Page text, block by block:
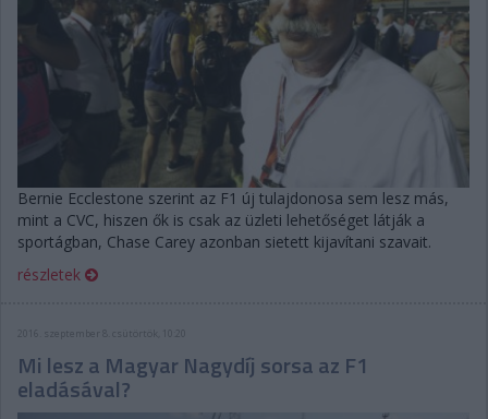
Bernie Ecclestone szerint az F1 új tulajdonosa sem lesz más,
mint a CVC, hiszen ők is csak az üzleti lehetőséget látják a
sportágban, Chase Carey azonban sietett kijavítani szavait.
részletek
2016. szeptember 8. csütörtök, 10:20
Mi lesz a Magyar Nagydíj sorsa az F1
eladásával?